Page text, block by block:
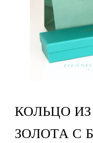
КОЛЬЦО
ЗОЛОТА С